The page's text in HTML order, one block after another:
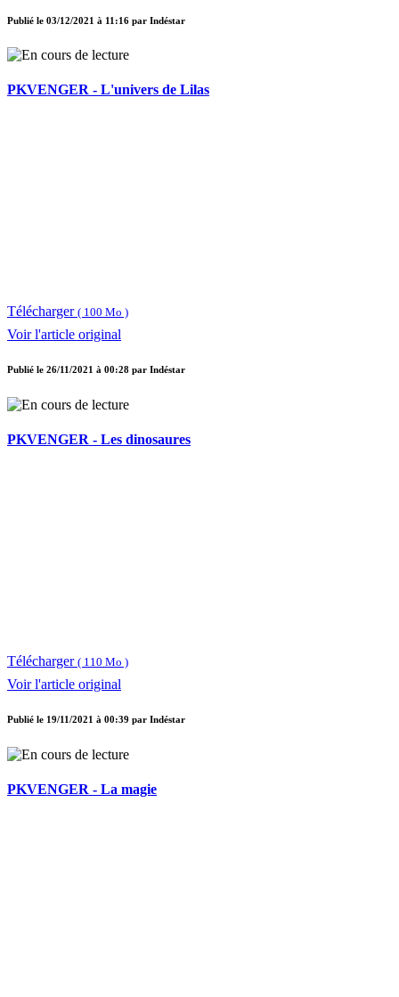
Publié le 03/12/2021 à 11:16 par Indéstar
PKVENGER - L'univers de Lilas
Télécharger ( 100 Mo )
Voir l'article original
Publié le 26/11/2021 à 00:28 par Indéstar
PKVENGER - Les dinosaures
Télécharger ( 110 Mo )
Voir l'article original
Publié le 19/11/2021 à 00:39 par Indéstar
PKVENGER - La magie